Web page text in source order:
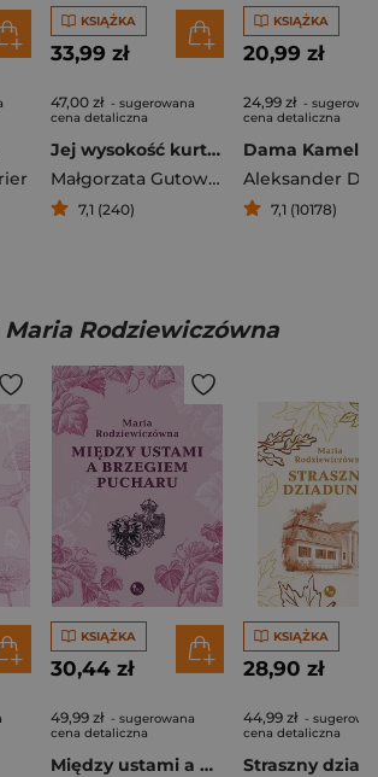
KSIĄŻKA
33,99 zł
47,00 zł - sugerowana
cena detaliczna
Jej wysokość kurtyzana
Małgorzata Gutowska-Adamczyk
7,1 (240)
KSIĄŻKA
20,99 zł
24,99 zł -
cena detaliczna
Dama
Aleksander
7,1 (10178)
Maria Rodziewiczówna
KSIĄŻKA
30,44 zł
49,99 zł - sugerowana
cena detaliczna
Między ustami a brzegiem pucharu
KSIĄŻKA
28,90 zł
44,99 zł -
cena detaliczna
Straszny